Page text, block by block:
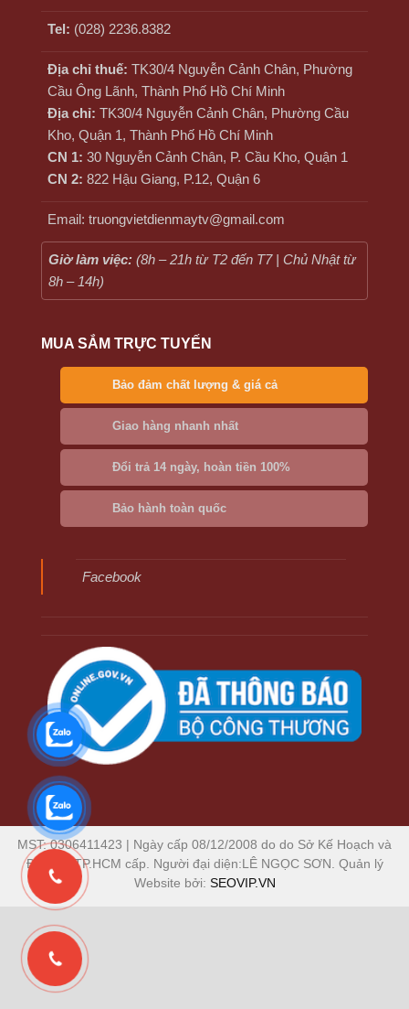
Tel: (028) 2236.8382
Địa chỉ thuế: TK30/4 Nguyễn Cảnh Chân, Phường
Cầu Ông Lãnh, Thành Phố Hồ Chí Minh
Địa chỉ: TK30/4 Nguyễn Cảnh Chân, Phường Cầu
Kho, Quận 1, Thành Phố Hồ Chí Minh
CN 1: 30 Nguyễn Cảnh Chân, P. Cầu Kho, Quận 1
CN 2: 822 Hậu Giang, P.12, Quận 6
Email: truongvietdienmaytv@gmail.com
Giờ làm việc: (8h – 21h từ T2 đến T7 | Chủ Nhật từ
8h – 14h)
MUA SẮM TRỰC TUYẾN
Bảo đảm chất lượng & giá cả
Giao hàng nhanh nhất
Đổi trả 14 ngày, hoàn tiền 100%
Bảo hành toàn quốc
Facebook
MST: 0306411423 | Ngày cấp 08/12/2008 do do Sở Kế Hoạch và
Đầu Tư TP.HCM cấp. Người đại diện:LÊ NGỌC SƠN. Quản lý
Website bởi: SEOVIP.VN